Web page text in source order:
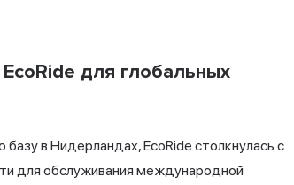
для глобальных
в Нидерландах, EcoRide столкнулась с
для обслуживания международной